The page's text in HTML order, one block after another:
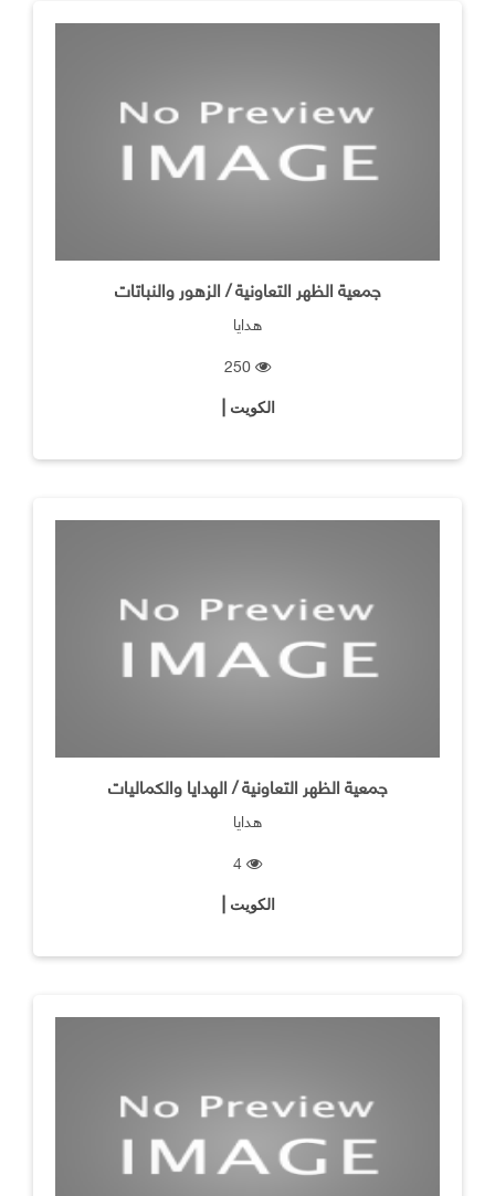
جمعية الظهر التعاونية / الزهور والنباتات
هدايا
الكويت |
جمعية الظهر التعاونية / الهدايا والكماليات
هدايا
الكويت |